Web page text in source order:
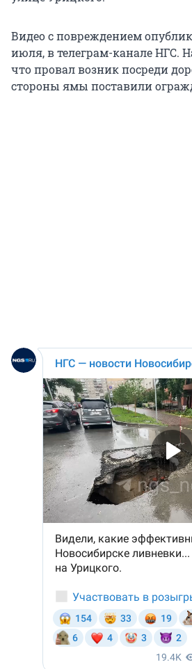
Видео с повреждением
июля, в телеграм-канале НГС.
что провал возник посреди
стороны ямы поставили